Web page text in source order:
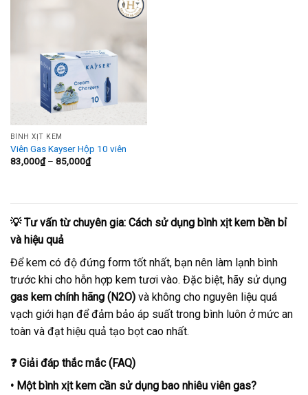
BÌNH XỊT KEM
Viên Gas Kayser Hộp 10 viên
83,000₫ – 85,000₫Khoảng
giá:
85,000₫
💡 Tư vấn từ chuyên gia: Cách sử dụng bình xịt kem bền bỉ
và hiệu quả
Để kem có độ đứng form tốt nhất, bạn nên làm lạnh bình
trước khi cho hỗn hợp kem tươi vào. Đặc biệt, hãy sử dụng
gas kem chính hãng (N2O) và không cho nguyên liệu quá
vạch giới hạn để đảm bảo áp suất trong bình luôn ở mức an
toàn và đạt hiệu quả tạo bọt cao nhất.
❓ Giải đáp thắc mắc (FAQ)
• Một bình xịt kem cần sử dụng bao nhiêu viên gas?